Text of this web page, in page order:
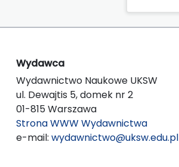
Wydawca
Wydawnictwo Naukowe UKSW
ul. Dewajtis 5, domek nr 2
01-815 Warszawa
Strona WWW Wydawnictwa
e-mail: wydawnictwo@uksw.edu.pl